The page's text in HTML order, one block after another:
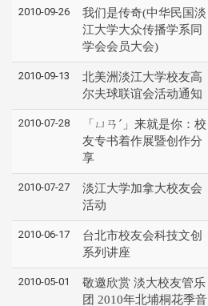
2010-09-26
我们是传奇(中华民国淡
江大学大众传播学系同
学会会员大会)
2010-09-13
北美洲淡江大学校友高
尔夫球联谊会活动通知
2010-07-28
「ㄩㄢˊ」来就是你：校
友专书着作展暨创作分
享
2010-07-27
淡江大学加拿大校友会
活动
2010-06-17
台北市校友会科技文创
系列讲座
2010-05-01
敬邀欣赏 淡大校友管乐
团 2010年北埔桐花季音